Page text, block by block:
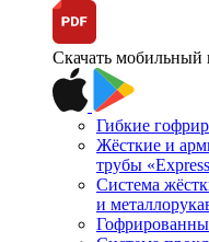
Скачать мобильный
Гибкие
Жёсткие и
трубы
Система
и